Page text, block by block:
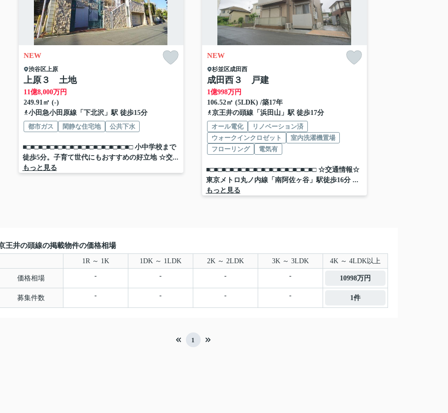
NEW
渋谷区上原
上原３ 土地
11億8,000万円
249.91㎡ (-)
小田急小田原線「 下北沢」駅 徒歩15分
都市ガス
閑静な住宅地 公共下水
■□■□■□■□■□■□■□■□■□■□■□■□■□■□ 小中学校まで
徒歩5分。子育て世代にもおすすめの好立地 ☆交...
もっと見る
NEW
杉並区成田西
成田西３ 戸建
1億998万円
106.52㎡ (5LDK) /築17年
京王井の頭線「 浜田山 」駅 徒歩17分
オール電化
リノベーション済
ウォークインクロゼット
室内洗濯機置場
フローリング
電気有
■□■□■□■□■□■□■□■□■□■□■□■□■□■□ ☆交通情報☆
東京メトロ丸ノ内線「南阿佐ヶ谷」駅徒歩16分 ...
もっと見る
王井の頭線の掲載物件の価格相場
1R ～ 1K 1DK ～ 1LDK 2K ～ 2LDK 3K ～ 3LDK 4K ～ 4LDK以上
価格相場 - - - - 10998万円
募集件数 - - - - 1件
1